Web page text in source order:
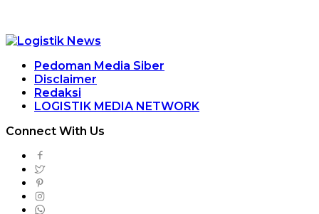
Pedoman Media Siber
Disclaimer
Redaksi
LOGISTIK MEDIA NETWORK
Connect With Us